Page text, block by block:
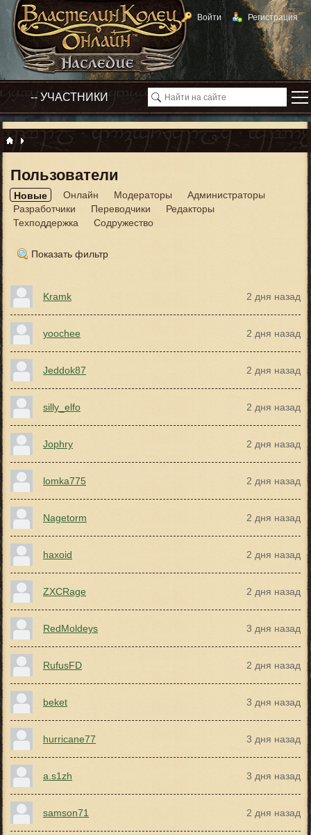
Войти Регистрация
Пользователи
Новые Онлайн Модераторы
Администраторы
Разработчики
Переводчики
Редакторы
Техподдержка
Содружество
Показать фильтр
Kramk 2 дня назад
yoochee 2 дня назад
Jeddok87 2 дня назад
silly_elfo 2 дня назад
Jophry 2 дня назад
lomka775 2 дня назад
Nagetorm 2 дня назад
haxoid 2 дня назад
ZXCRage 2 дня назад
RedMoldeys 3 дня назад
RufusFD 2 дня назад
beket 3 дня назад
hurricane77 3 дня назад
a.s1zh 3 дня назад
samson71 2 дня назад